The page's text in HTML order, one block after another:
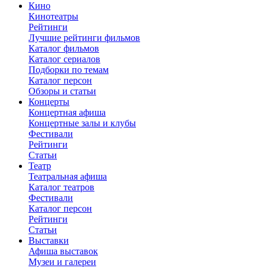
Кино
Кинотеатры
Рейтинги
Лучшие рейтинги фильмов
Каталог фильмов
Каталог сериалов
Подборки по темам
Каталог персон
Обзоры и статьи
Концерты
Концертная афиша
Концертные залы и клубы
Фестивали
Рейтинги
Статьи
Театр
Театральная афиша
Каталог театров
Фестивали
Каталог персон
Рейтинги
Статьи
Выставки
Афиша выставок
Музеи и галереи